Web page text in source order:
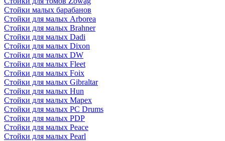
Стойки малых барабанов
Стойки для малых Arborea
Стойки для малых Brahner
Стойки для малых Dadi
Стойки для малых Dixon
Стойки для малых DW
Стойки для малых Fleet
Стойки для малых Foix
Стойки для малых Gibraltar
Стойки для малых Hun
Стойки для малых Mapex
Стойки для малых PC Drums
Стойки для малых PDP
Стойки для малых Peace
Стойки для малых Pearl